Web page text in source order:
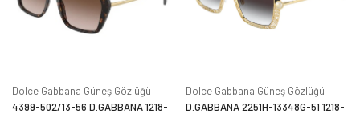
Dolce Gabbana Güneş Gözlüğü
4399-502/13-56 D.GABBANA 1218-
Dolce Gabbana Güneş Gözlüğü
D.GABBANA 2251H-13348G-51 1218-